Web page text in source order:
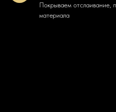
Покрываем отслаивание,
материала